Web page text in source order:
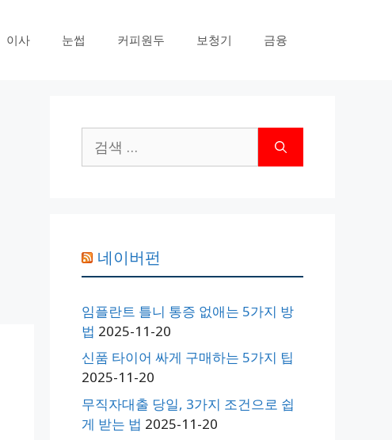
이사 눈썹 커피원두 보청기 금융
색:
네이버펀
임플란트 틀니 통증 없애는 5가지 방
법 2025-11-20
신품 타이어 싸게 구매하는 5가지 팁
2025-11-20
무직자대출 당일, 3가지 조건으로 쉽
게 받는 법 2025-11-20